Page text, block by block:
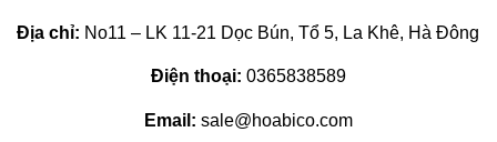
Địa chỉ: No11 – LK 11-21 Dọc Bún, Tổ 5, La Khê, Hà Đông
Điện thoại: 0365838589
Email: sale@hoabico.com